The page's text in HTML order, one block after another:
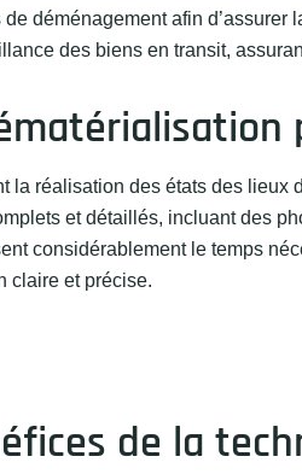
déménagement afin
des biens en transit,
réalisation des états des lieux
et détaillés, incluant des
considérablement le temps
claire et précise.
de la